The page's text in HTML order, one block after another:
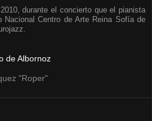
durante el concierto que el pianista
Nacional Centro de Arte Reina Sofía de
de Albornoz
"Roper"